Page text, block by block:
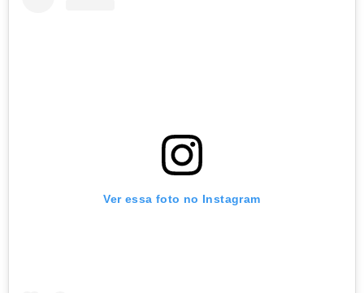
Ver essa foto no Instagram